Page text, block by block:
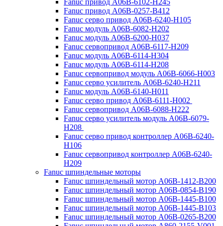
Fanuc привод A06B-6102-H245
Fanuc привод A06B-0257-B412
Fanuc серво привод A06B-6240-H105
Fanuc модуль A06B-6082-H202
Fanuc модуль A06B-6200-H037
Fanuc сервопривод A06B-6117-H209
Fanuc модуль A06B-6114-H304
Fanuc модуль A06B-6114-H208
Fanuc сервопривод модуль A06B-6066-H003
Fanuc серво усилитель A06B-6240-H211
Fanuc модуль A06B-6140-H011
Fanuc серво привод A06B-6111-H002
Fanuc сервопривод A06B-6088-H222
Fanuc серво усилитель модуль A06B-6079-
H208
Fanuc серво привод контроллер A06B-6240-
H106
Fanuc сервопривод контроллер A06B-6240-
H209
Fanuc шпиндельные моторы
Fanuc шпиндельный мотор A06B-1412-B200
Fanuc шпиндельный мотор A06B-0854-B190
Fanuc шпиндельный мотор A06B-1445-B100
Fanuc шпиндельный мотор A06B-1445-B103
Fanuc шпиндельный мотор A06B-0265-B200